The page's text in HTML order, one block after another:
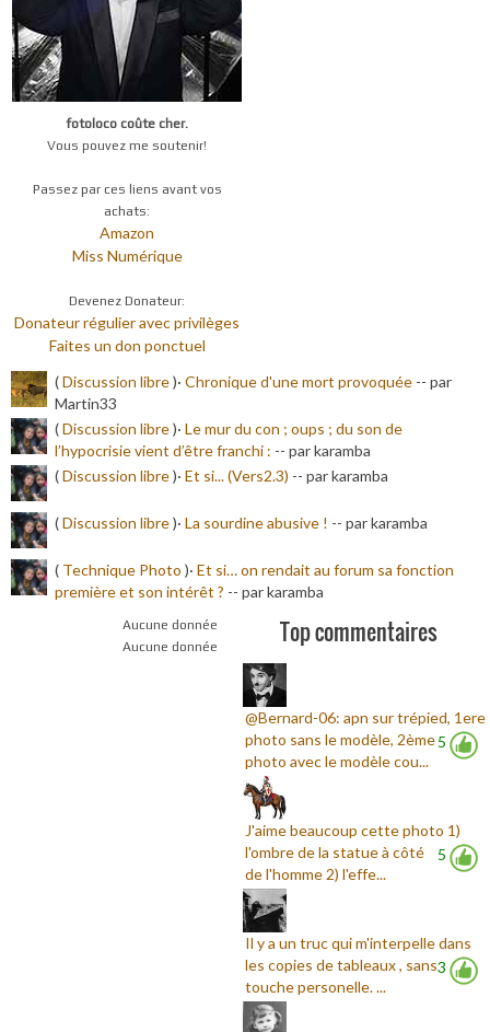
fotoloco coûte cher.
Vous pouvez me soutenir!
Passez par ces liens avant vos
achats:
Amazon
Miss Numérique
Devenez Donateur:
Donateur régulier avec privilèges
Faites un don ponctuel
(Discussion libre)· Chronique d'une mort provoquée -- par
Martin33
(Discussion libre)· Le mur du con ; oups ; du son de
l’hypocrisie vient d’être franchi : -- par karamba
(Discussion libre)· Et si... (Vers2.3) -- par karamba
(Discussion libre)· La sourdine abusive ! -- par karamba
( Technique Photo )· Et si… on rendait au forum sa fonction
première et son intérêt ? -- par karamba
Aucune donnée
Aucune donnée
Top commentaires
5
@Bernard-06: apn sur trépied, 1ere
photo sans le modèle, 2ème
photo avec le modèle cou...
5
J'aime beaucoup cette photo 1)
l'ombre de la statue à côté
de l'homme 2) l'effe...
3
Il y a un truc qui m'interpelle dans
les copies de tableaux , sans
touche personelle. ...